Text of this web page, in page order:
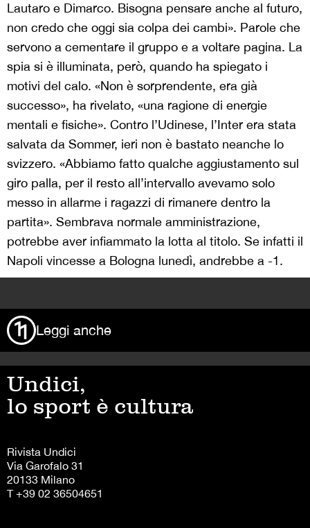
Lautaro e Dimarco. Bisogna pensare anche al futuro,
non credo che oggi sia colpa dei cambi». Parole che
servono a cementare il gruppo e a voltare pagina. La
spia si è illuminata, però, quando ha spiegato i
motivi del calo. «Non è sorprendente, era già
successo», ha rivelato, «una ragione di energie
mentali e fisiche». Contro l’Udinese, l’Inter era stata
salvata da Sommer, ieri non è bastato neanche lo
svizzero. «Abbiamo fatto qualche aggiustamento sul
giro palla, per il resto all’intervallo avevamo solo
messo in allarme i ragazzi di rimanere dentro la
partita». Sembrava normale amministrazione,
potrebbe aver infiammato la lotta al titolo. Se infatti il
Napoli vincesse a Bologna lunedì, andrebbe a -1.
Leggi anche
Undici,
lo sport è cultura
Rivista Undici
Via Garofalo 31
20133 Milano
T +39 02 36504651